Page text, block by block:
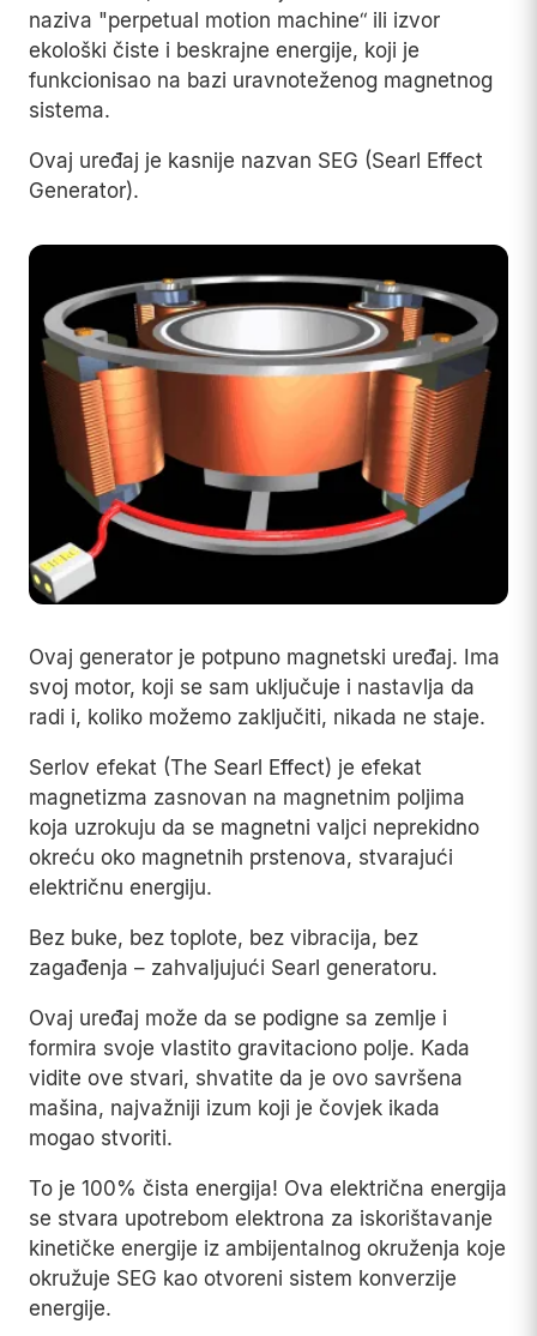
naziva "perpetual motion machine“ ili izvor
ekološki čiste i beskrajne energije, koji je
funkcionisao na bazi uravnoteženog magnetnog
sistema.
Ovaj uređaj je kasnije nazvan SEG (Searl Effect
Generator).
Ovaj generator je potpuno magnetski uređaj. Ima
svoj motor, koji se sam uključuje i nastavlja da
radi i, koliko možemo zaključiti, nikada ne staje.
Serlov efekat (The Searl Effect) je efekat
magnetizma zasnovan na magnetnim poljima
koja uzrokuju da se magnetni valjci neprekidno
okreću oko magnetnih prstenova, stvarajući
električnu energiju.
Bez buke, bez toplote, bez vibracija, bez
zagađenja – zahvaljujući Searl generatoru.
Ovaj uređaj može da se podigne sa zemlje i
formira svoje vlastito gravitaciono polje. Kada
vidite ove stvari, shvatite da je ovo savršena
mašina, najvažniji izum koji je čovjek ikada
mogao stvoriti.
To je 100% čista energija! Ova električna energija
se stvara upotrebom elektrona za iskorištavanje
kinetičke energije iz ambijentalnog okruženja koje
okružuje SEG kao otvoreni sistem konverzije
energije.